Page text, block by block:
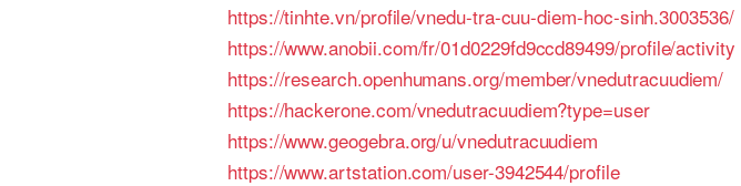
https://tinhte.vn/profile/vnedu-tra-cuu-diem-hoc-sinh.3003536/
https://www.anobii.com/fr/01d0229fd9ccd89499/profile/activity
https://research.openhumans.org/member/vnedutracuudiem/
https://hackerone.com/vnedutracuudiem?type=user
https://www.geogebra.org/u/vnedutracuudiem
https://www.artstation.com/user-3942544/profile